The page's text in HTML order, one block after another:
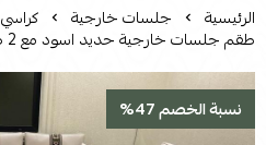
الرئيسية جلسات خارجية
طقم جلسات خارجية حديد اسود مع 2 طاولة خدمة
نسبة الخصم 47%